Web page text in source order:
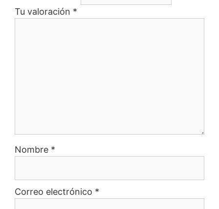
Tu valoración *
Nombre *
Correo electrónico *